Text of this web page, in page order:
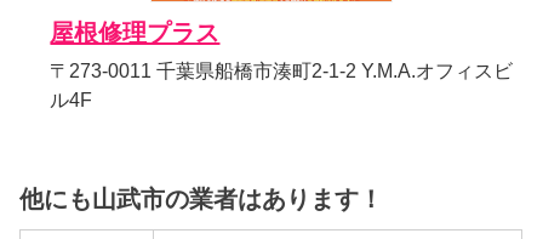
屋根修理プラス
〒273-0011 千葉県船橋市湊町2-1-2 Y.M.A.オフィスビ
ル4F
他にも山武市の業者はあります！